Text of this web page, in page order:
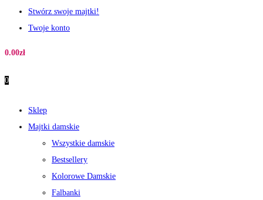
Stwórz swoje majtki!
Twoje konto
0.00zł
0
Sklep
Majtki damskie
Wszystkie damskie
Bestsellery
Kolorowe Damskie
Falbanki